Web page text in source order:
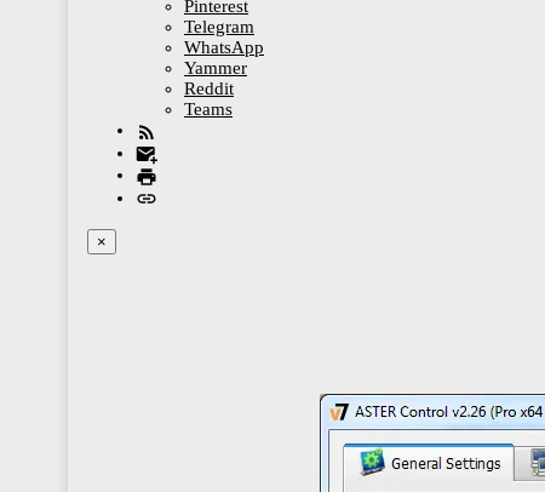
Pinterest
Telegram
WhatsApp
Yammer
Reddit
Teams
×